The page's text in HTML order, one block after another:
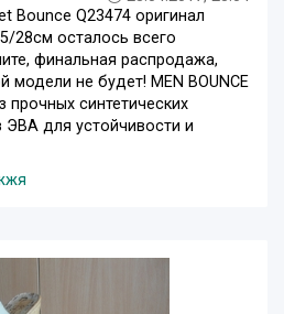
Bounce Q23474 оригинал
28см осталось всего
финальная распродажа,
модели не будет! MEN BOUNCE
прочных синтетических
ЭВА для устойчивости и